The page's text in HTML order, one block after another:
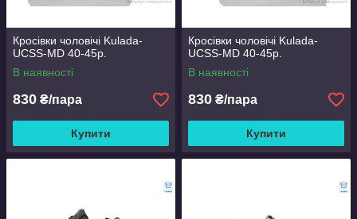
Кросівки чоловічі Kulada-
UCSS-MD 40-45р.
В наявності
830 ₴/пара
Купити
Кросівки чоловічі Kulada-
UCSS-MD 40-45р.
В наявності
830 ₴/пара
Купити